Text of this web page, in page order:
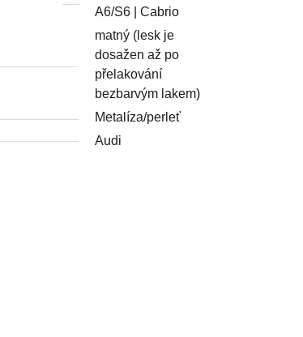
A6/S6 | Cabrio
matný (lesk je
dosažen až po
přelakování
bezbarvým lakem)
Metalíza/perleť
Audi